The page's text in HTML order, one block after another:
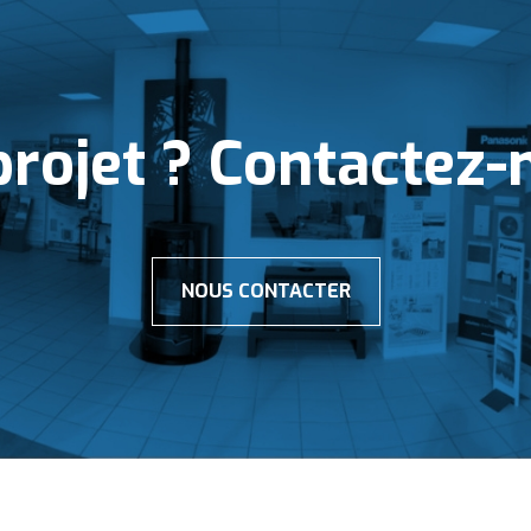
? Contactez-
NOUS CONTACTER